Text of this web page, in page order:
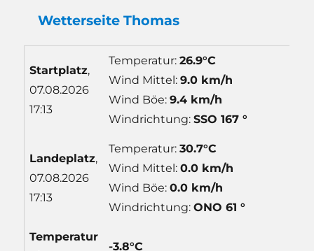
Wetterseite Thomas
Startplatz,
07.08.2026
17:13
Temperatur:26.9°C
Wind Mittel:9.0 km/h
Wind Böe:9.4 km/h
Windrichtung:SSO 167 °
Landeplatz,
07.08.2026
17:13
Temperatur:30.7°C
Wind Mittel:0.0 km/h
Wind Böe:0.0 km/h
Windrichtung:ONO 61 °
Temperatur
-3.8°C